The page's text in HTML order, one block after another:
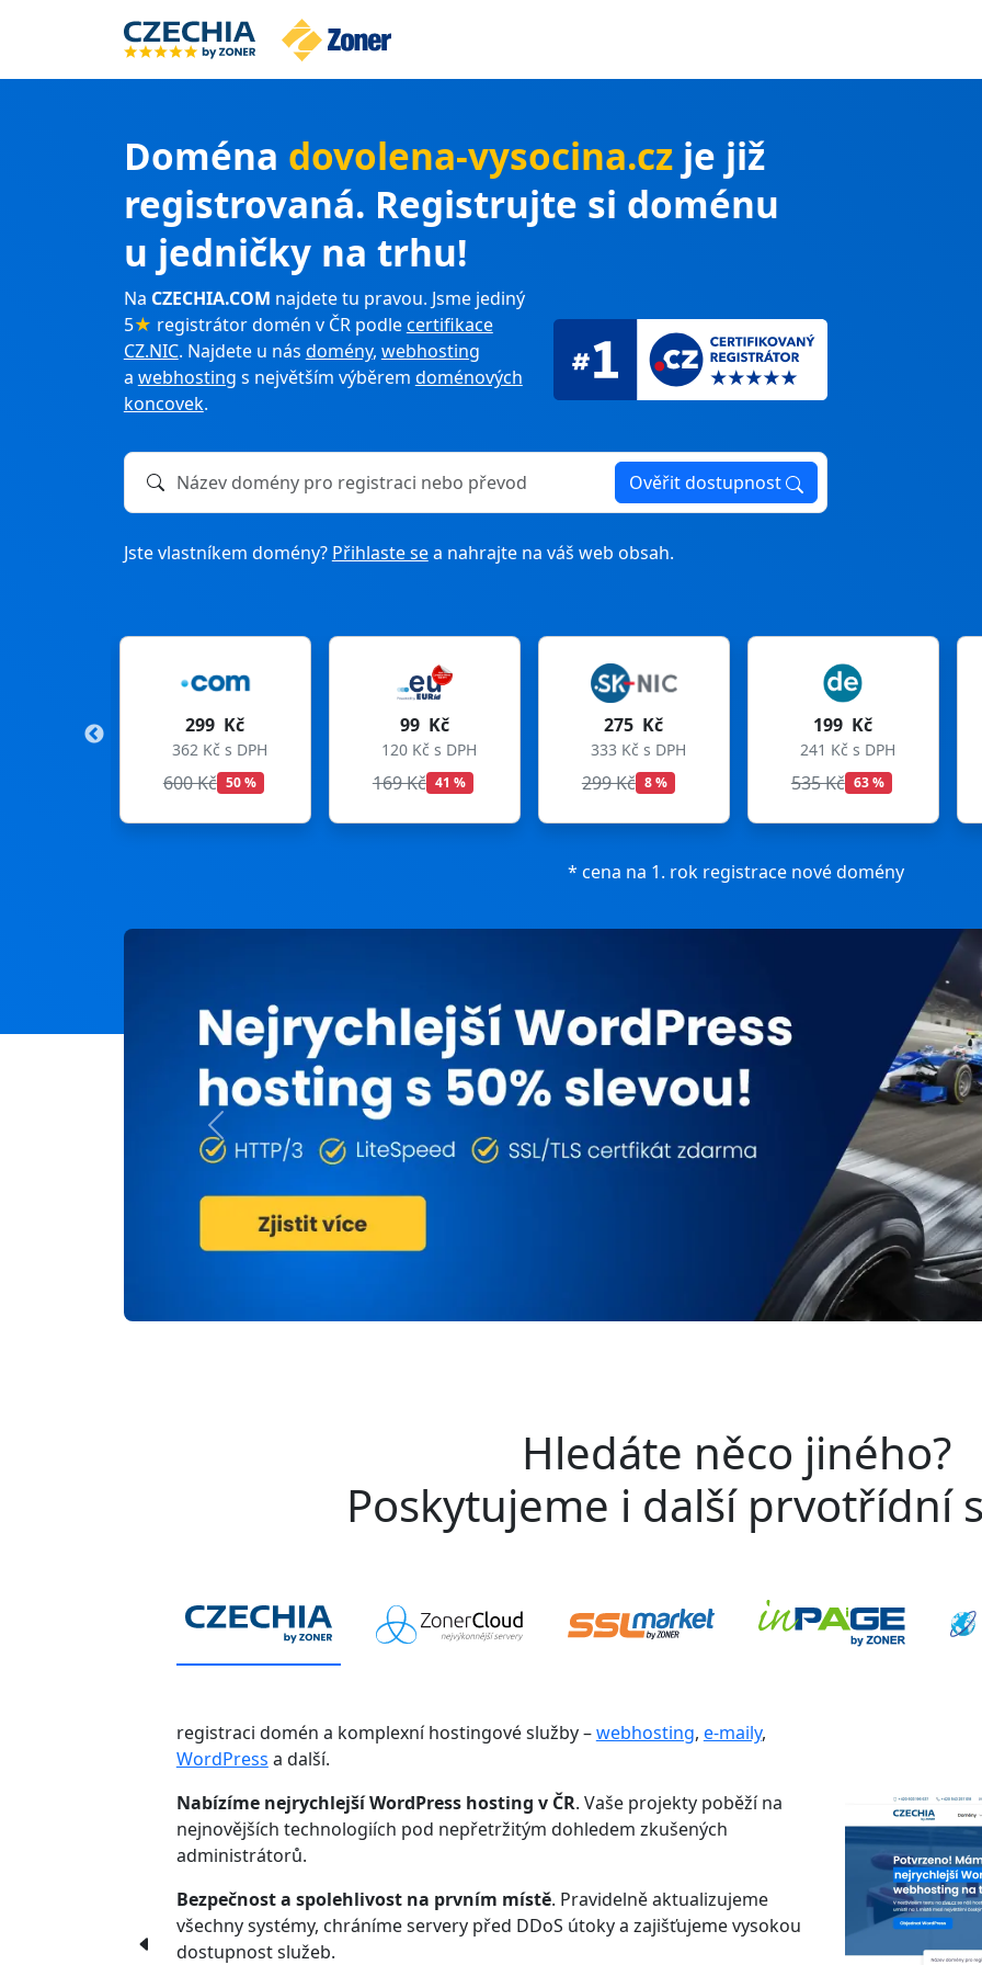
Doména dovolena-vysocina.cz je již
registrovaná. Registrujte si doménu
u jedničky na trhu!
Na CZECHIA.COM najdete tu pravou. Jsme jediný
5★ registrátor domén v ČR podlecertifikace
CZ.NIC. Najdete u nás domény, webhosting
a webhosting s největším výběrem doménových
koncovek.
Název domény k registraci nebo převodu Ověřit dostupnost
Jste vlastníkem domény? Přihlaste sea nahrajte na váš web obsah.
99 Kč
120 Kč s DPH
169 Kč 41 %
275 Kč
333 Kč s DPH
299 Kč 8 %
199 Kč
241 Kč s DPH
535 Kč 63 %
199 Kč
241 Kč s DPH
699 Kč 72 %
* cena na 1. rok registrace nové domény
Previous
Hledáte něco jiného?
Poskytujeme i další prvotřídní
registraci domén a komplexní hostingové služby –webhosting, e-maily,
WordPress a další.
Nabízíme nejrychlejší WordPress hosting v ČR. Vaše projekty poběží na
nejnovějších technologiích pod nepřetržitým dohledem zkušených
administrátorů.
Bezpečnost a spolehlivost na prvním místě. Pravidelně aktualizujeme
všechny systémy, chráníme servery před DDoS útoky a zajišťujeme vysokou
dostupnost služeb.